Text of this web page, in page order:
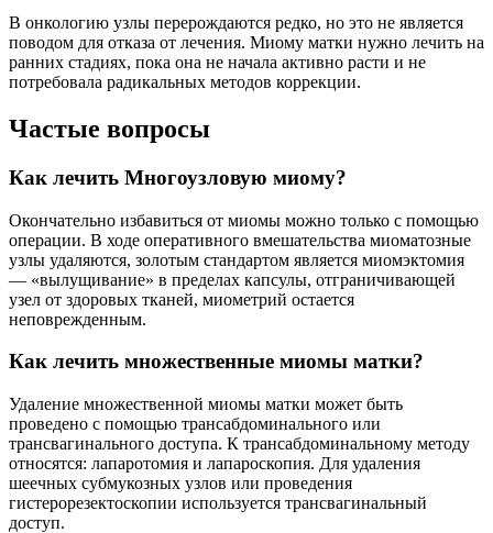
В онкологию узлы перерождаются редко, но это не является
поводом для отказа от лечения. Миому матки нужно лечить на
ранних стадиях, пока она не начала активно расти и не
потребовала радикальных методов коррекции.
Частые вопросы
Как лечить Многоузловую миому?
Окончательно избавиться от миомы можно только с помощью
операции. В ходе оперативного вмешательства миоматозные
узлы удаляются, золотым стандартом является миомэктомия
— «вылущивание» в пределах капсулы, отграничивающей
узел от здоровых тканей, миометрий остается
неповрежденным.
Как лечить множественные миомы матки?
Удаление множественной миомы матки может быть
проведено с помощью трансабдоминального или
трансвагинального доступа. К трансабдоминальному методу
относятся: лапаротомия и лапароскопия. Для удаления
шеечных субмукозных узлов или проведения
гистерорезектоскопии используется трансвагинальный
доступ.